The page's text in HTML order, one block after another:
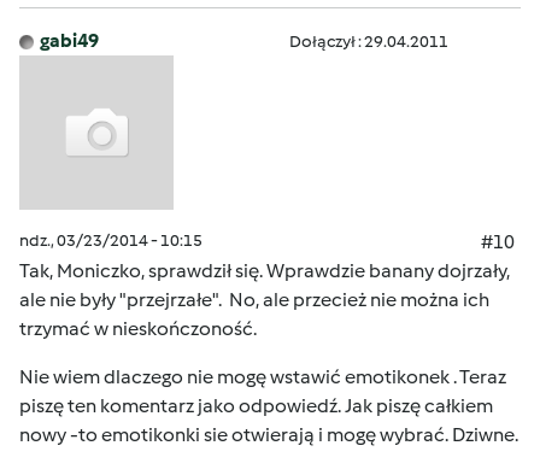
gabi49 Dołączył : 29.04.2011
ndz., 03/23/2014 - 10:15
#10
Tak, Moniczko, sprawdził się. Wprawdzie banany dojrzały,
ale nie były "przejrzałe". No, ale przecież nie można ich
trzymać w nieskończoność.
Nie wiem dlaczego nie mogę wstawić emotikonek . Teraz
piszę ten komentarz jako odpowiedź. Jak piszę całkiem
nowy -to emotikonki sie otwierają i mogę wybrać. Dziwne.